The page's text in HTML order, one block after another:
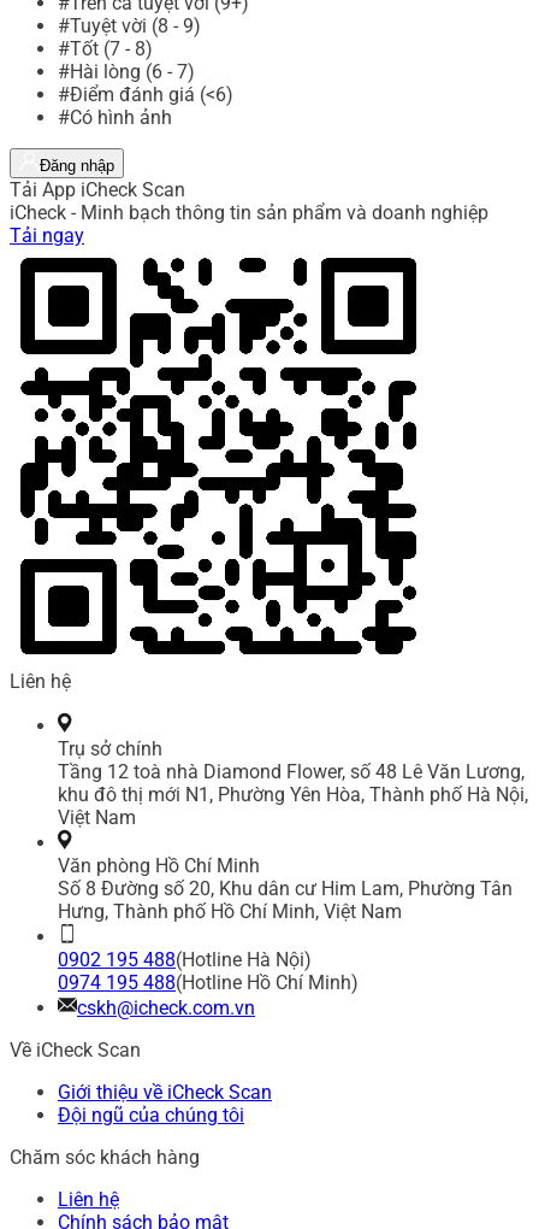
#Tuyệt vời (8 - 9)
#Tốt (7 - 8)
#Hài lòng (6 - 7)
#Điểm đánh giá (<6)
#Có hình ảnh
Đăng nhập
Tải App iCheck Scan
iCheck - Minh bạch thông tin sản phẩm và doanh nghiệp
Tải ngay
Liên hệ
Trụ sở chính
Tầng 12 toà nhà Diamond Flower, số 48 Lê Văn Lương,
khu đô thị mới N1, Phường Yên Hòa, Thành phố Hà Nội,
Việt Nam
Văn phòng Hồ Chí Minh
Số 8 Đường số 20, Khu dân cư Him Lam, Phường Tân
Hưng, Thành phố Hồ Chí Minh, Việt Nam
0902 195 488(Hotline Hà Nội)
0974 195 488(Hotline Hồ Chí Minh)
cskh@icheck.com.vn
Về iCheck Scan
Giới thiệu về iCheck Scan
Đội ngũ của chúng tôi
Chăm sóc khách hàng
Liên hệ
Chính sách bảo mật